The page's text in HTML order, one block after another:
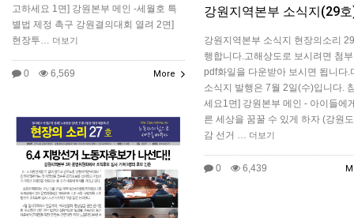
고하세요 1면] 강원본부 메인 -세월호 특
별법 제정 촉구 강원결의대회 열려 2면]
현장투… 더보기
0 6,569 More
강원지역본부 소식지(29
강원지역본부 소식지 현장의소리
행합니다.고해상도로 보시려면 첨
pdf화일을 다운받아 보시면 됩니다.
소식지 발행은 7월 2일(수)입니다.
세요1면] 강원본부 메인 - 아이들에
른 세상을 꿈꿀 수 있게 하자 (강원
감 선거 … 더보기
0 6,439